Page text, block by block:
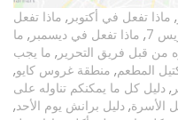
, ماذا تفعل في أكتوبر , ماذا تفعل
7
, ماذا تفعل في ديسمبر , ما
من قبل فريق التحرير , ما يجب
المطعم, منطقة غروس كايو,
, دليل كل ما يمكنكم تناوله على
الأسرة, دليل برانش يوم الأحد,